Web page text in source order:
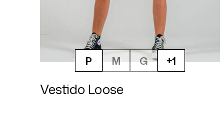
P M G +1
Vestido Loose